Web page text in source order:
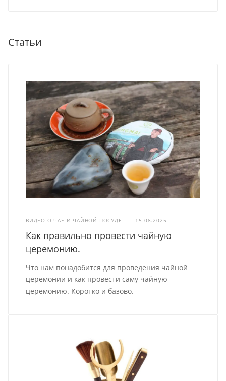
Статьи
ВИДЕО О ЧАЕ И ЧАЙНОЙ ПОСУДЕ — 15.08.2025
Как правильно провести чайную
церемонию.
Что нам понадобится для проведения чайной
церемонии и как провести саму чайную
церемонию. Коротко и базово.